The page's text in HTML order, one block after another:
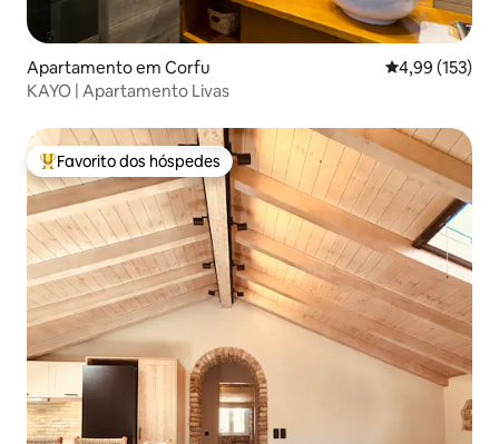
Apartamento em Corfu Classificação
4,99 (153)
KAYO | Apartamento Livas
Favoritos dos hóspedes mais apreciados
Favorito dos hóspedes